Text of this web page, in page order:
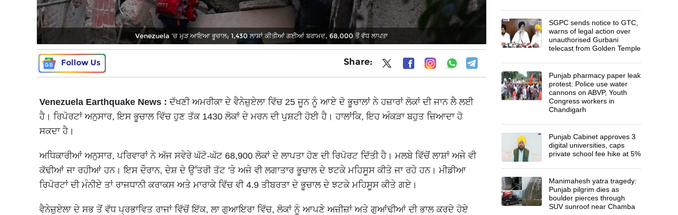
Venezuela ’ਚ ਮੁੜ ਆਇਆ ਭੂਚਾਲ; 1,430 ਲਾਸ਼ਾਂ ਕੀਤੀਆਂ ਗਈਆਂ ਬਰਾਮਦ, 68,000 ਤੋਂ ਵੱਧ ਲਾਪਤਾ
Follow Us Share:
Venezuela Earthquake News : ਦੱਖਣੀ ਅਮਰੀਕਾ ਦੇ ਵੈਨੇਜ਼ੁਏਲਾ ਵਿੱਚ 25 ਜੂਨ ਨੂੰ ਆਏ ਦੋ ਭੂਚਾਲਾਂ ਨੇ ਹਜ਼ਾਰਾਂ ਲੋਕਾਂ ਦੀ ਜਾਨ ਲੈ ਲਈ
ਹੈ। ਰਿਪੋਰਟਾਂ ਅਨੁਸਾਰ, ਇਸ ਭੂਚਾਲ ਵਿੱਚ ਹੁਣ ਤੱਕ 1430 ਲੋਕਾਂ ਦੇ ਮਰਨ ਦੀ ਪੁਸ਼ਟੀ ਹੋਈ ਹੈ। ਹਾਲਾਂਕਿ, ਇਹ ਅੰਕੜਾ ਬਹੁਤ ਜ਼ਿਆਦਾ ਹੋ
ਸਕਦਾ ਹੈ।
ਅਧਿਕਾਰੀਆਂ ਅਨੁਸਾਰ, ਪਰਿਵਾਰਾਂ ਨੇ ਅੱਜ ਸਵੇਰੇ ਘੱਟੋ-ਘੱਟ 68,900 ਲੋਕਾਂ ਦੇ ਲਾਪਤਾ ਹੋਣ ਦੀ ਰਿਪੋਰਟ ਦਿੱਤੀ ਹੈ। ਮਲਬੇ ਵਿੱਚੋਂ ਲਾਸ਼ਾਂ ਅਜੇ ਵੀ
ਕੱਢੀਆਂ ਜਾ ਰਹੀਆਂ ਹਨ। ਇਸ ਦੌਰਾਨ, ਦੇਸ਼ ਦੇ ਉੱਤਰੀ ਤੱਟ 'ਤੇ ਅਜੇ ਵੀ ਲਗਾਤਾਰ ਭੂਚਾਲ ਦੇ ਝਟਕੇ ਮਹਿਸੂਸ ਕੀਤੇ ਜਾ ਰਹੇ ਹਨ। ਮੀਡੀਆ
ਰਿਪੋਰਟਾਂ ਦੀ ਮੰਨੀਏ ਤਾਂ ਰਾਜਧਾਨੀ ਕਰਾਕਸ ਅਤੇ ਮਾਰਾਕੇ ਵਿੱਚ ਵੀ 4.9 ਤੀਬਰਤਾ ਦੇ ਭੂਚਾਲ ਦੇ ਝਟਕੇ ਮਹਿਸੂਸ ਕੀਤੇ ਗਏ।
ਵੈਨੇਜ਼ੁਏਲਾ ਦੇ ਸਭ ਤੋਂ ਵੱਧ ਪ੍ਰਭਾਵਿਤ ਰਾਜਾਂ ਵਿੱਚੋਂ ਇੱਕ, ਲਾ ਗੁਆਇਰਾ ਵਿੱਚ, ਲੋਕਾਂ ਨੂੰ ਆਪਣੇ ਅਜ਼ੀਜ਼ਾਂ ਅਤੇ ਗੁਆਂਢੀਆਂ ਦੀ ਭਾਲ ਕਰਦੇ ਹੋਏ
SGPC sends notice to GTC,
warns of legal action over
unauthorised Gurbani
telecast from Golden Temple
Punjab pharmacy paper leak
protest: Police use water
cannons on ABVP, Youth
Congress workers in
Chandigarh
Punjab Cabinet approves 3
digital universities, caps
private school fee hike at 5%
Manimahesh yatra tragedy:
Punjab pilgrim dies as
boulder pierces through
SUV sunroof near Chamba